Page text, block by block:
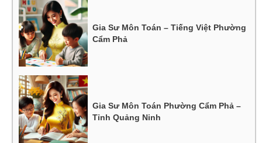
Gia Sư Môn Toán – Tiếng Việt Phường
Cẩm Phả
Gia Sư Môn Toán Phường Cẩm Phả –
Tỉnh Quảng Ninh